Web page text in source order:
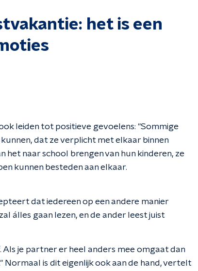
het is een
leiden tot positieve gevoelens: "Sommige
dat ze verplicht met elkaar binnen
het naar school brengen van hun kinderen, ze
kunnen besteden aan elkaar.
dat iedereen op een andere manier
álles gaan lezen, en de ander leest juist
je partner er heel anders mee omgaat dan
is dit eigenlijk ook aan de hand, vertelt